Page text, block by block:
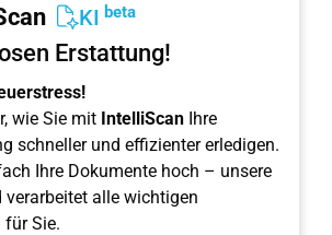
KI beta
Erstattung!
wie Sie mit IntelliScan Ihre
schneller und effizienter erledigen.
Ihre Dokumente hoch – unsere
verarbeitet alle wichtigen
Sie.